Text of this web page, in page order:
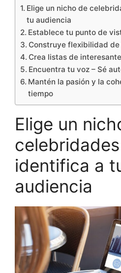
Elige un nicho de
tu audiencia
Establece tu punto de
Construye flexibilidad
Crea listas de
Encuentra tu voz – Sé
Mantén la pasión y la
tiempo
Elige un
identifica a
audiencia